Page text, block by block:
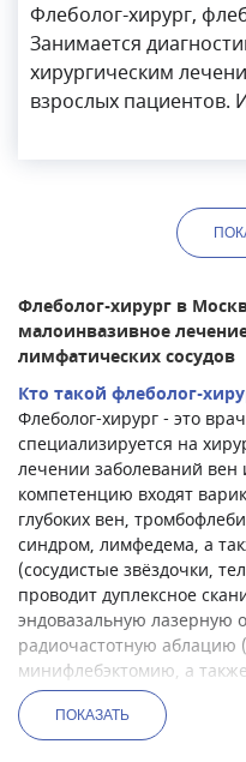
Флеболог-хирург,
Занимается
хирургическим
взрослых пациентов.
хроническая
трофические язвы.
комбинированную
Флеболог-хирург в
малоинвазивное
лимфатических сосудов
Кто такой флеболог-
Флеболог-хирург - это
специализируется на
лечении заболеваний вен
компетенцию входят
глубоких вен,
синдром, лимфедема, а
(сосудистые звёздочки,
проводит дуплексное
эндовазальную
радиочастотную аблацию
минифлебэктомию, а
сложных тромбозах и
хирурги принимают в
флебологических
ПОКАЗАТЬ